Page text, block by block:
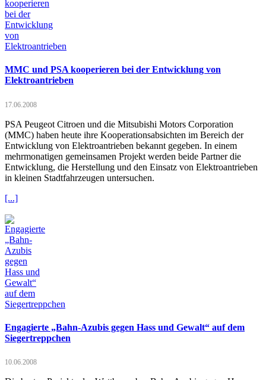
MMC und PSA kooperieren bei der Entwicklung von
Elektroantrieben
17.06.2008
PSA Peugeot Citroen und die Mitsubishi Motors Corporation
(MMC) haben heute ihre Kooperationsabsichten im Bereich der
Entwicklung von Elektroantrieben bekannt gegeben. In einem
mehrmonatigen gemeinsamen Projekt werden beide Partner die
Entwicklung, die Herstellung und den Einsatz von Elektroantrieben
in kleinen Stadtfahrzeugen untersuchen.
[...]
Engagierte „Bahn-Azubis gegen Hass und Gewalt“ auf dem
Siegertreppchen
10.06.2008